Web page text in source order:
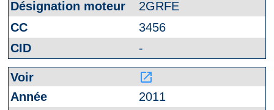
2GRFE
3456
-
launch
2011